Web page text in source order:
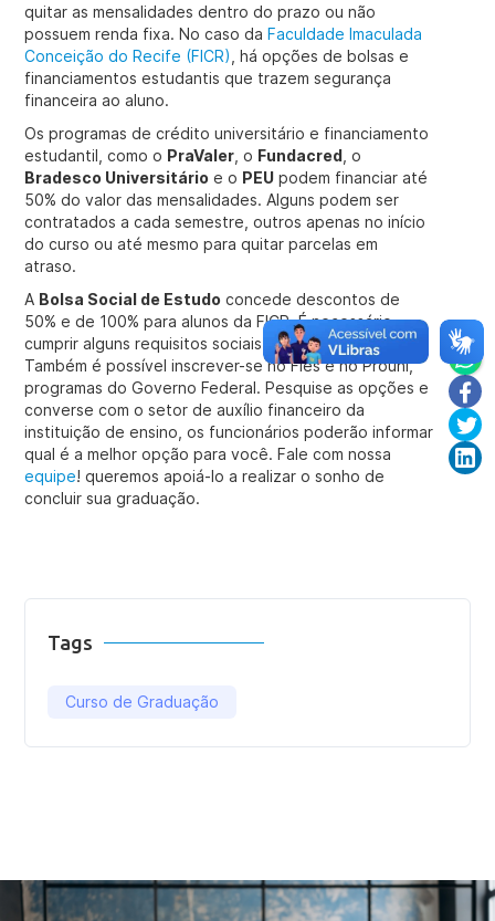
quitar as mensalidades dentro do prazo ou não
possuem renda fixa. No caso daFaculdade Imaculada
Conceição do Recife (FICR) , há opções de bolsas e
financiamentos estudantis que trazem segurança
financeira ao aluno.
Os programas de crédito universitário e financiamento
estudantil, como o PraValer , o Fundacred , o
Bradesco Universitário e o PEU podem financiar até
50% do valor das mensalidades. Alguns podem ser
contratados a cada semestre, outros apenas no início
do curso ou até mesmo para quitar parcelas em
atraso.
A Bolsa Social de Estudo concede descontos de
50% e de 100% para alunos da FICR. É necessário
cumprir alguns requisitos sociais para concorrer.
Também é possível inscrever-se no Fies e no Prouni,
programas do Governo Federal. Pesquise as opções e
converse com o setor de auxílio financeiro da
instituição de ensino, os funcionários poderão informar
qual é a melhor opção para você. Fale com nossa
equipe! queremos apoiá-lo a realizar o sonho de
concluir sua graduação.
Tags
Curso de Graduação